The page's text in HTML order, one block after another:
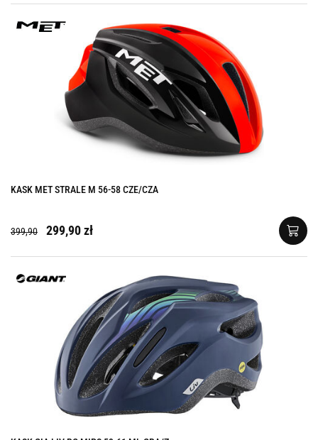
KASK MET STRALE M 56-58 CZE/CZA
399,90 299,90 zł